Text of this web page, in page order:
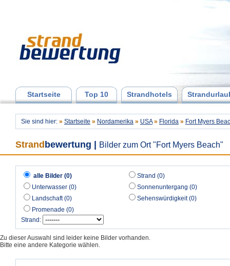
Startseite Top 10 Strandhotels
Sie sind hier: » Startseite » Nordamerika » USA » Florida » Fort Myers
Strand bewertung Bilder zum Ort "Fort Myers Beach"
alle Bilder (0)
Strand (0)
Unterwasser (0)
Sonnenuntergang (0)
Landschaft (0)
Sehenswürdigkeit (0)
Promenade (0)
Strand:
Zu dieser Auswahl sind leider keine Bilder vorhanden.
Bitte eine andere Kategorie wählen.